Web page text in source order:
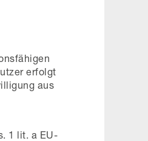
erfolgt
aus
1 lit. a EU-